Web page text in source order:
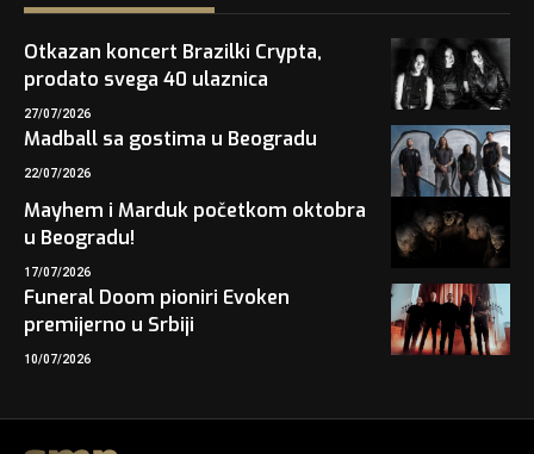
Otkazan koncert Brazilki Crypta,
prodato svega 40 ulaznica
27/07/2026
Madball sa gostima u Beogradu
22/07/2026
Mayhem i Marduk početkom oktobra
u Beogradu!
17/07/2026
Funeral Doom pioniri Evoken
premijerno u Srbiji
10/07/2026